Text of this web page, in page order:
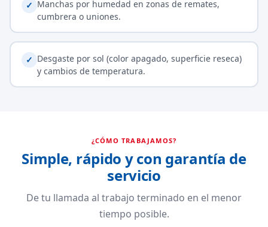
✓ Manchas por humedad en zonas de remates,
cumbrera o uniones.
✓ Desgaste por sol (color apagado, superficie reseca)
y cambios de temperatura.
¿CÓMO TRABAJAMOS?
Simple, rápido y con garantía de
servicio
De tu llamada al trabajo terminado en el menor
tiempo posible.